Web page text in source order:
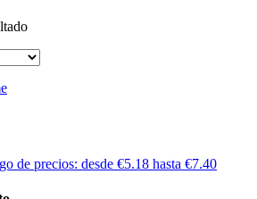
de precios: desde €5.18 hasta €7.40